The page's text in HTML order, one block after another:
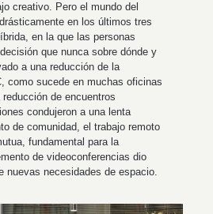
creativo. Pero el mundo del
en los últimos tres
en la que las personas
que nunca sobre dónde y
a una reducción de la
como sucede en muchas oficinas
de encuentros
condujeron a una lenta
de comunidad, el trabajo remoto
fundamental para la
de videoconferencias dio
nuevas necesidades de espacio.